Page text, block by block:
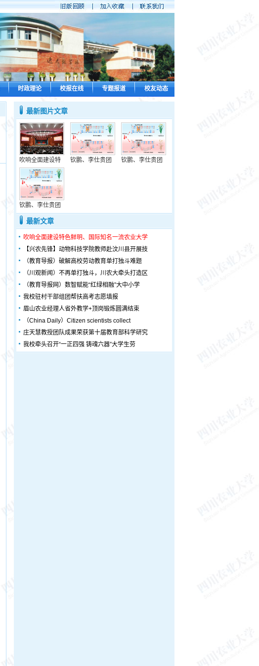
时政理论 校报在线 专题报道 校友动态
最新图片文章
吹响全面建设特 钦鹏、李仕贵团 钦鹏、李仕贵团
钦鹏、李仕贵团
最新文章
吹响全面建设特色鲜明、国际知名一流农业大学
【兴农先锋】动物科技学院教师赴汶川县开展技
（教育导报）破解高校劳动教育单打独斗难题
（川观新闻）不再单打独斗，川农大牵头打造区
（教育导报网）数智赋能“红绿相融”大中小学
我校驻村干部组团帮扶高考志愿填报
眉山农业经理人省外教学+顶岗锻炼圆满结束
（China Daily）Citizen scientists collect
庄天慧教授团队成果荣获第十届教育部科学研究
我校牵头召开“一正四强 铸魂六器”大学生劳